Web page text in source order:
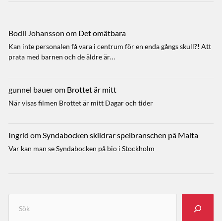
Bodil Johansson om Det omätbara
Kan inte personalen få vara i centrum för en enda gångs skull?! Att
prata med barnen och de äldre är…
gunnel bauerom Brottet är mitt
När visas filmen Brottet är mitt Dagar och tider
Ingrid omSyndabocken skildrar spelbranschen på Malta
Var kan man se Syndabocken på bio i Stockholm